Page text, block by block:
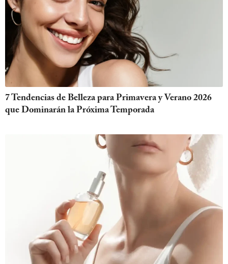
7 Tendencias de Belleza para Primavera y Verano 2026
que Dominarán la Próxima Temporada